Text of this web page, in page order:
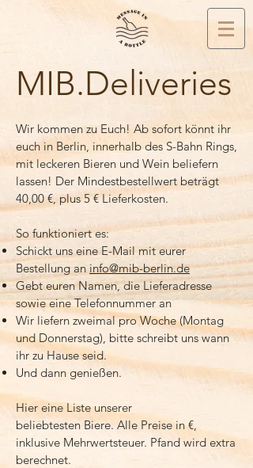
MIB.Deliveries
Wir kommen zu Euch! Ab sofort könnt ihr
euch in Berlin, innerhalb des S-Bahn Rings,
mit leckeren Bieren und Wein beliefern
lassen! Der Mindestbestellwert beträgt
40,00 €, plus 5 € Lieferkosten.
So funktioniert es:
Schickt uns eine E-Mail mit eurer
Bestellung aninfo@mib-berlin.de
Gebt euren Namen, die Lieferadresse
sowie eine Telefonnummer an
Wir liefern zweimal pro Woche (Montag
und Donnerstag), bitte schreibt uns wann
ihr zu Hause seid.
Und dann genießen.
Hier eine Liste unserer
beliebtesten Biere. Alle Preise in €,
inklusive Mehrwertsteuer. Pfand wird extra
berechnet.